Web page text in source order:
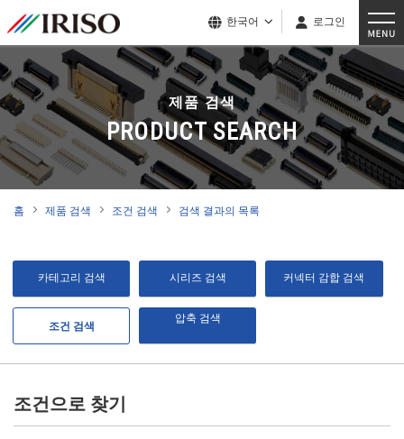
한국어 로그인
제품 검색
PRODUCT SEARCH
홈 제품 검색 조건 검색 검색 결과의 목록
카테고리 검색 시리즈 검색 커넥터 감합 검색
조건 검색
압축 검색
조건으로 찾기